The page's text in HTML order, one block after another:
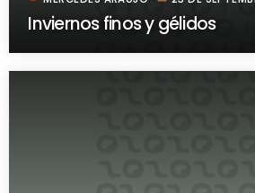
Inviernos finos y gélidos